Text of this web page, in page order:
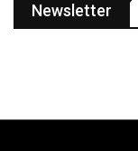
Newsletter